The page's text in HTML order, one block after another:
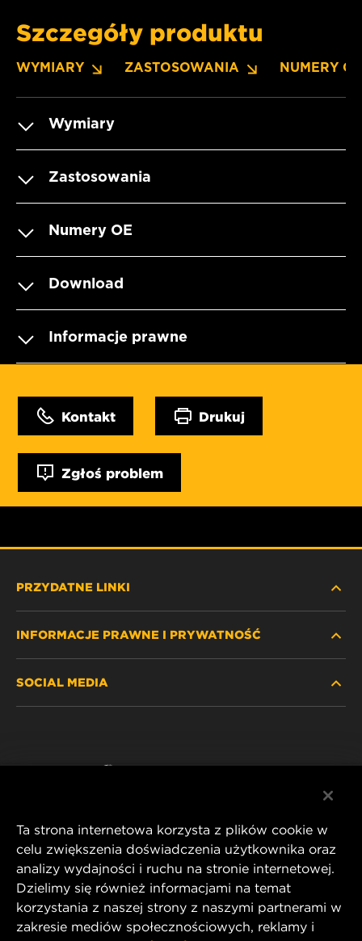
Szczegóły produktu
WYMIARY ZASTOSOWANIA NUMERY OE
Wymiary
Zastosowania
Numery OE
Download
Informacje prawne
Kontakt Drukuj
Zgłoś problem
PRZYDATNE LINKI
GDZIE KUPIĆ
INFORMACJE PRAWNE I PRYWATNOŚĆ
SOCIAL MEDIA
MANN+HUMMEL FT Poland
ul. Wrocławska 145,
63-800 GOSTYŃ, POLAND
Tel. +48 65 572 89 00
Ta strona internetowa korzysta z plików cookie w
celu zwiększenia doświadczenia użytkownika oraz
analizy wydajności i ruchu na stronie internetowej.
Dzielimy się również informacjami na temat
korzystania z naszej strony z naszymi partnerami w
zakresie mediów społecznościowych, reklamy i